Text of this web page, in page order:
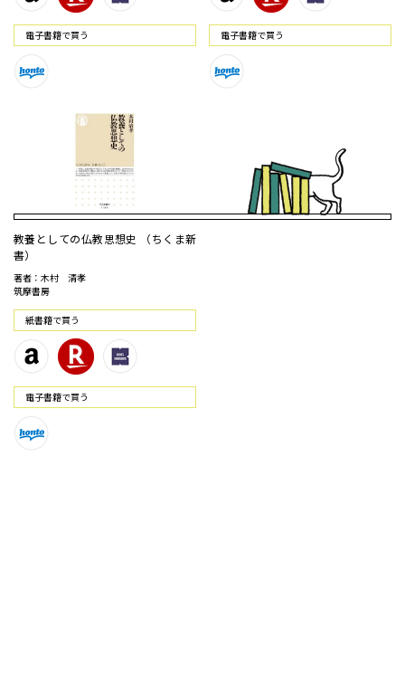
電⼦書籍で買う 電⼦書籍で買う
教養としての仏教思想史 （ちくま新
書）
著者：木村 清孝
筑摩書房
紙書籍で買う
電⼦書籍で買う